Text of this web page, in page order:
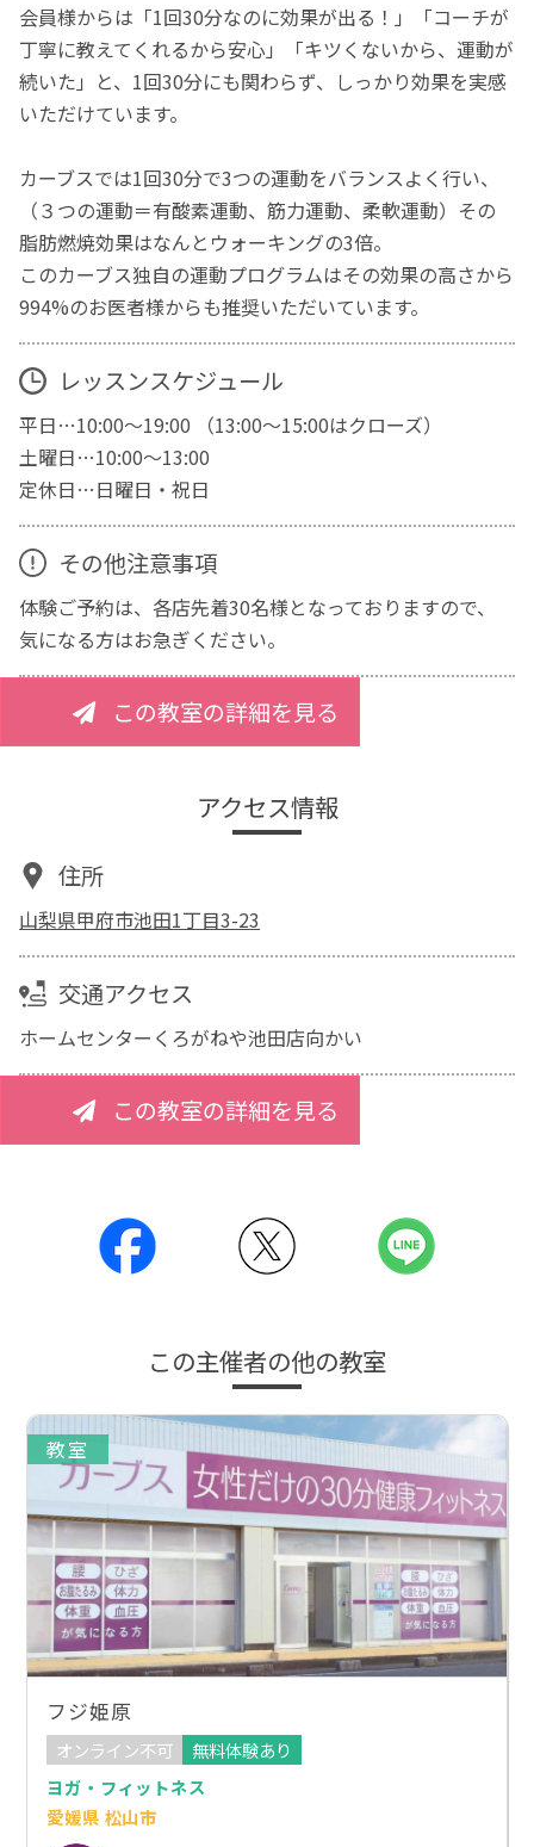
会員様からは「1回30分なのに効果が出る！」「コーチが
丁寧に教えてくれるから安心」「キツくないから、運動が
続いた」と、1回30分にも関わらず、しっかり効果を実感
いただけています。
カーブスでは1回30分で3つの運動をバランスよく行い、
（３つの運動＝有酸素運動、筋力運動、柔軟運動）その
脂肪燃焼効果はなんとウォーキングの3倍。
このカーブス独自の運動プログラムはその効果の高さから
994%のお医者様からも推奨いただいています。
レッスンスケジュール
平日…10:00～19:00 （13:00～15:00はクローズ）
土曜日…10:00～13:00
定休日…日曜日・祝日
その他注意事項
体験ご予約は、各店先着30名様となっておりますので、
気になる方はお急ぎください。
この教室の詳細を見る
アクセス情報
住所
山梨県甲府市池田1丁目3-23
交通アクセス
ホームセンターくろがねや池田店向かい
この教室の詳細を見る
この主催者の他の教室
教室
フジ姫原
オンライン不可
無料体験あり
ヨガ・フィットネス
愛媛県 松山市